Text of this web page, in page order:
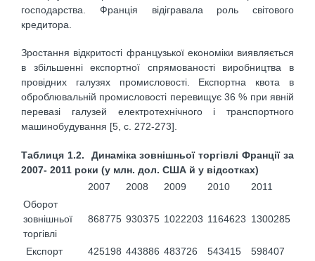
господарства. Франція відігравала роль світового
кредитора.
Зростання відкритості французької економіки виявляється
в збільшенні експортної спрямованості виробництва в
провідних галузях промисловості. Експортна квота в
оброблювальній промисловості перевищує 36 % при явній
перевазі галузей електротехнічного і транспортного
машинобудування [5, с. 272-273].
Таблиця 1.2. Динаміка зовнішньої торгівлі Франції за
2007- 2011 роки (у млн. дол. США й у відсотках)
2007
2008 2009 2010
2011
Оборот
зовнішньої
торгівлі
868775 930375 1022203 1164623 1300285
Експорт 425198 443886 483726 543415
598407